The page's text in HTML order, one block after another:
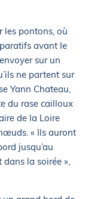
les pontons, où
avant le
sur un
ne partent sur
Yann Chateau,
du rase cailloux
de la Loire
« Ils auront
jusqu’au
la soirée »,